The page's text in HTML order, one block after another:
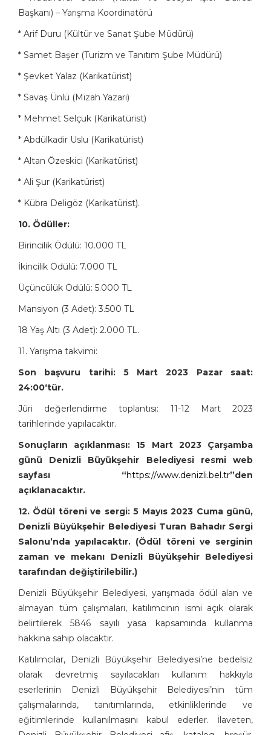
Başkanı) – Yarışma Koordinatörü
* Arif Duru (Kültür ve Sanat Şube Müdürü)
* Samet Başer (Turizm ve Tanıtım Şube Müdürü)
* Şevket Yalaz (Karikatürist)
* Savaş Ünlü (Mizah Yazarı)
* Mehmet Selçuk (Karikatürist)
* Abdülkadir Uslu (Karikatürist)
* Altan Özeskici (Karikatürist)
* Ali Şur (Karikatürist)
* Kübra Deligöz (Karikatürist).
10. Ödüller:
Birincilik Ödülü: 10.000 TL
İkincilik Ödülü: 7.000 TL
Üçüncülük Ödülü: 5.000 TL
Mansiyon (3 Adet): 3.500 TL
18 Yaş Altı (3 Adet): 2.000 TL.
11. Yarışma takvimi:
Son başvuru tarihi: 5 Mart 2023 Pazar saat:
24:00‘tür.
Jüri değerlendirme toplantısı: 11-12 Mart 2023
tarihlerinde yapılacaktır.
Sonuçların açıklanması: 15 Mart 2023 Çarşamba
günü Denizli Büyükşehir Belediyesi resmi web
sayfası “https://www.denizli.bel.tr”den
açıklanacaktır.
12. Ödül töreni ve sergi: 5 Mayıs 2023 Cuma günü,
Denizli Büyükşehir Belediyesi Turan Bahadır Sergi
Salonu’nda yapılacaktır. (Ödül töreni ve serginin
zaman ve mekanı Denizli Büyükşehir Belediyesi
tarafından değiştirilebilir.)
Denizli Büyükşehir Belediyesi, yarışmada ödül alan ve
almayan tüm çalışmaları, katılımcının ismi açık olarak
belirtilerek 5846 sayılı yasa kapsamında kullanma
hakkına sahip olacaktır.
Katılımcılar, Denizli Büyükşehir Belediyesi’ne bedelsiz
olarak devretmiş sayılacakları kullanım hakkıyla
eserlerinin Denizli Büyükşehir Belediyesi’nin tüm
çalışmalarında, tanıtımlarında, etkinliklerinde ve
eğitimlerinde kullanılmasını kabul ederler. İlaveten,